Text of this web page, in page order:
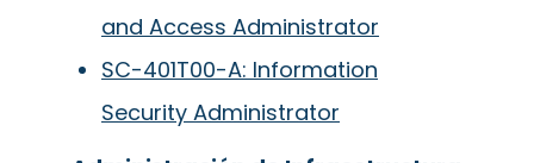
and Access Administrator
SC-401T00-A: Information
Security Administrator